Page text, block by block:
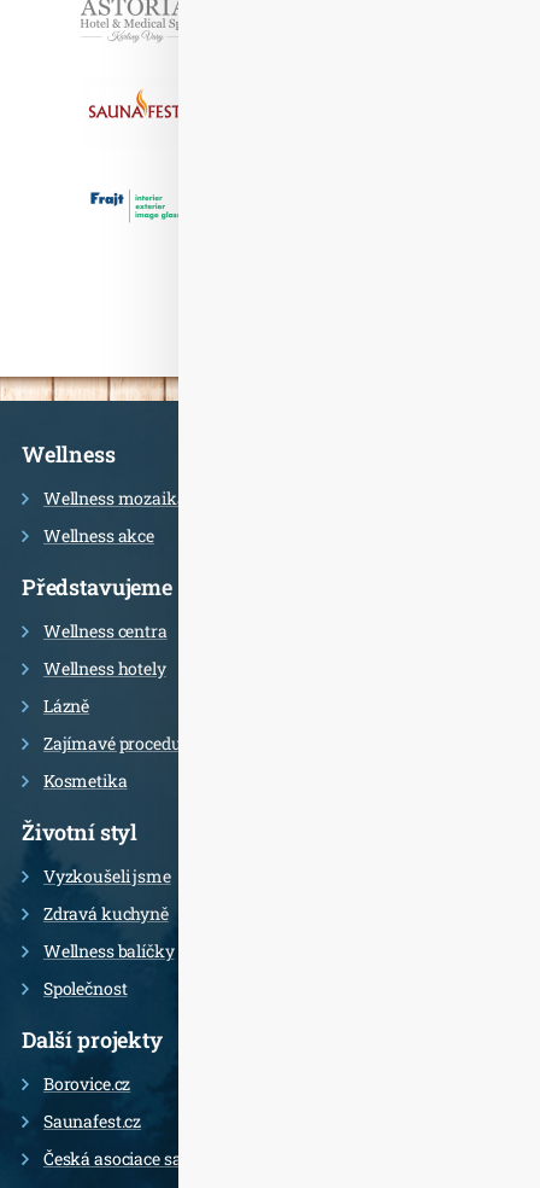
Informace
Wellness
Wellness mozaika
Wellness akce
Představujeme
Wellness centra
Wellness hotely
Lázně
Zajímavé procedury
Kosmetika
Životní styl
Vyzkoušeli jsme
Zdravá kuchyně
Wellness balíčky
Společnost
Další projekty
Borovice.cz
Saunafest.cz
Česká asociace saunérů